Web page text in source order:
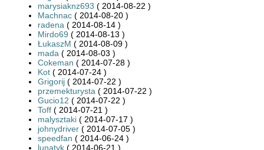
marysiaknz693 ( 2014-08-22 )
Machnac ( 2014-08-20 )
radena ( 2014-08-14 )
Mirdo69 ( 2014-08-13 )
ŁukaszM ( 2014-08-09 )
mada ( 2014-08-03 )
Cokeman ( 2014-07-28 )
Kot ( 2014-07-24 )
Grigorij ( 2014-07-22 )
przemekturysta ( 2014-07-22 )
Gucio12 ( 2014-07-22 )
Toff ( 2014-07-21 )
malysztaki ( 2014-07-17 )
johnydriver ( 2014-07-05 )
speedfan ( 2014-06-24 )
lunatyk ( 2014-06-21 )